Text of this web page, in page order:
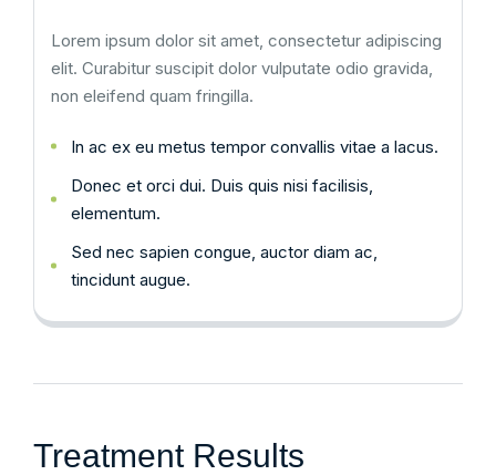
Lorem ipsum dolor sit amet, consectetur adipiscing
elit. Curabitur suscipit dolor vulputate odio gravida,
non eleifend quam fringilla.
In ac ex eu metus tempor convallis vitae a lacus.
Donec et orci dui. Duis quis nisi facilisis,
elementum.
Sed nec sapien congue, auctor diam ac,
tincidunt augue.
Treatment Results